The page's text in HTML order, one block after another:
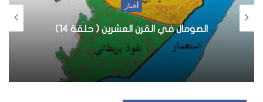
أخبار
الصومال في القرن العشرين ( حلقة 14)